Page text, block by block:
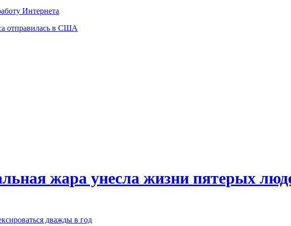
Интернета
отправилась в США
жара унесла жизни пятерых
дважды в год